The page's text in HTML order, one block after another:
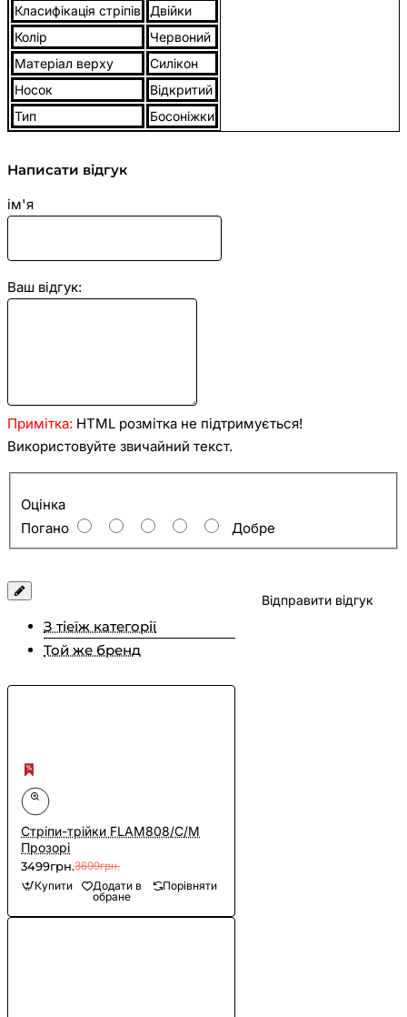
Класифікація стріпів
Двійки
Колір
Червоний
Матеріал верху
Силікон
Носок
Відкритий
Тип
Босоніжки
Написати відгук
ім'я
Ваш відгук:
Примітка: HTML розмітка не підтримується!
Використовуйте звичайний текст.
Оцінка
Погано
Добре
Відправити відгук
З тіеїж категорії
Той же бренд
Cтріпи-трійки FLAM808/C/M
Прозорі
3499грн.3699грн.
Купити
Додати в
обране
Порівняти